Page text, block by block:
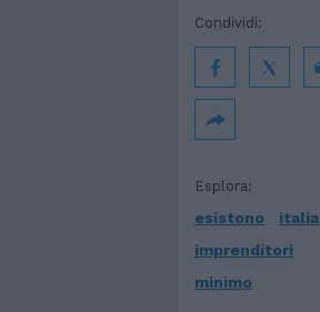
Esplora:
esistono italia
imprenditori
minimo
Condividi: